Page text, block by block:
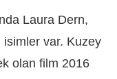
Laura Dern,
var. Kuzey
olan film 2016